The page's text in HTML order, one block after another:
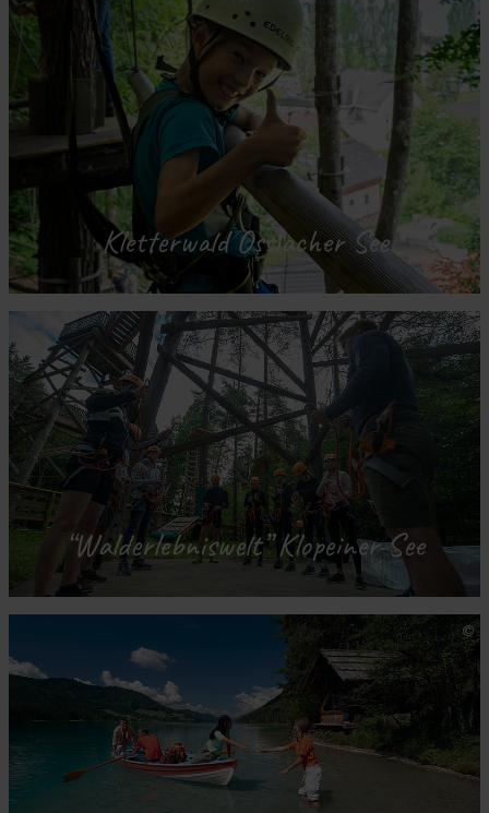
Kletterwald Ossiacher See
“Walderlebniswelt” Klopeiner See